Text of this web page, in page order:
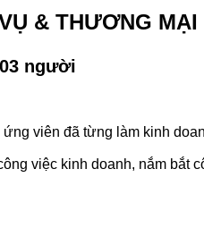
& THƯƠNG
người
viên đã từng làm kinh
việc kinh doanh, nắm bắt